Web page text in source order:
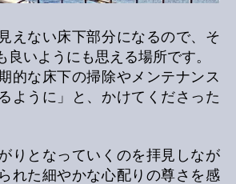
えない床下部分になるので、そ
良いようにも思える場所です。
的な床下の掃除やメンテナンス
ように」と、かけてくださった
りとなっていくのを拝見しなが
れた細やかな心配りの尊さを感